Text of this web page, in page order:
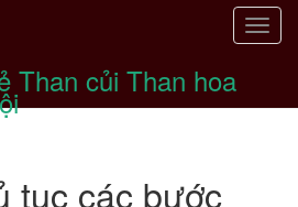
T
g
Than củi Than hoa
tục các bước